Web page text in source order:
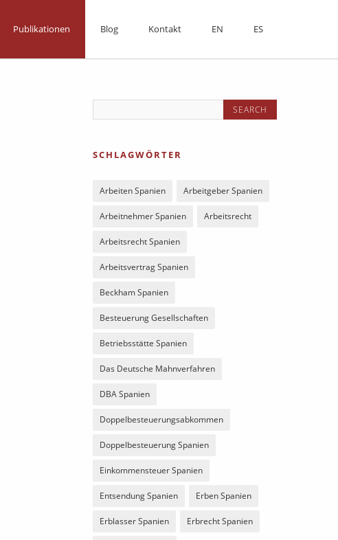
Publikationen Blog Kontakt EN ES
SCHLAGWÖRTER
Arbeiten Spanien Arbeitgeber Spanien
Arbeitnehmer Spanien Arbeitsrecht
Arbeitsrecht Spanien
Arbeitsvertrag Spanien
Beckham Spanien
Besteuerung Gesellschaften
Betriebsstätte Spanien
Das Deutsche Mahnverfahren
DBA Spanien
Doppelbesteuerungsabkommen
Doppelbesteuerung Spanien
Einkommensteuer Spanien
Entsendung Spanien Erben Spanien
Erblasser Spanien Erbrecht Spanien